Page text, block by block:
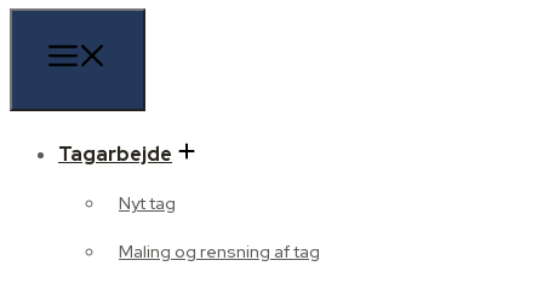
Tagarbejde
Nyt tag
Maling og rensning af tag